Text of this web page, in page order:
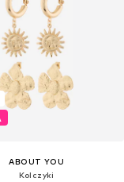
ABOUT YOU
Kolczyki